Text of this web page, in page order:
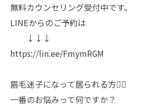
無料カウンセリング受付中です。
LINEからのご予約は
↓↓↓
https://lin.ee/FmymRGM
眉毛迷子になって居られる方💁‍♀️
一番のお悩みって何ですか？